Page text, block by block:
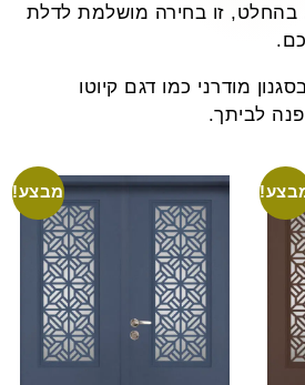
בהחלט, זו בחירה מושלמת לדלת
מודרני כמו דגם קיוטו
לביתך.
מבצע!